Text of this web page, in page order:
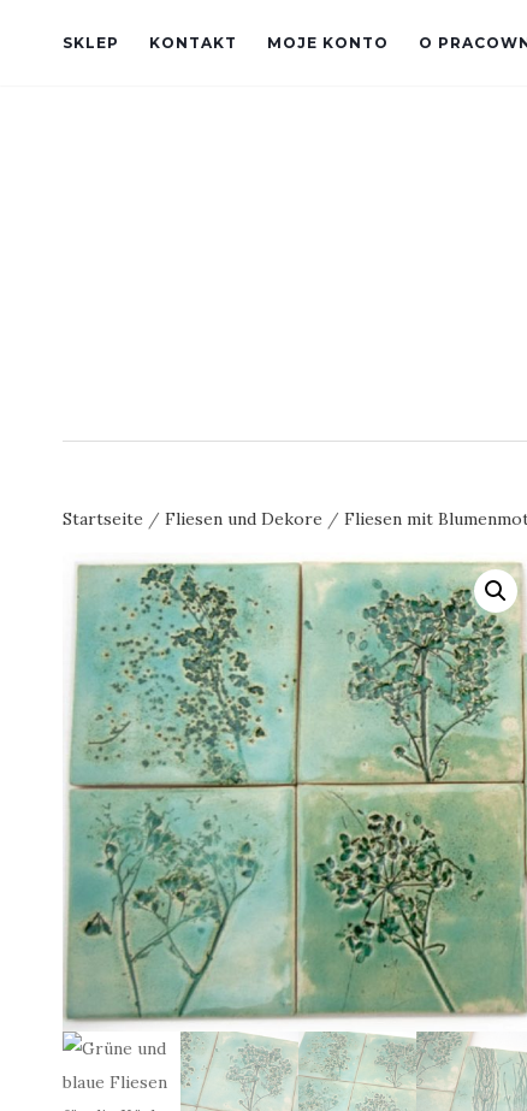
SKLEP KONTAKT MOJE KONTO O
Startseite / Fliesen und Dekore / Fliesen mit